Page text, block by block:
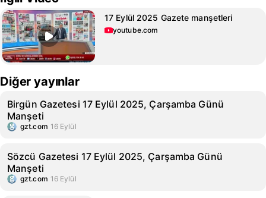
17 Eylül 2025 Gazete manşetleri
youtube.com
Diğer yayınlar
Birgün Gazetesi 17 Eylül 2025, Çarşamba Günü
Manşeti
gzt.com 16 Eylül
Sözcü Gazetesi 17 Eylül 2025, Çarşamba Günü
Manşeti
gzt.com 16 Eylül